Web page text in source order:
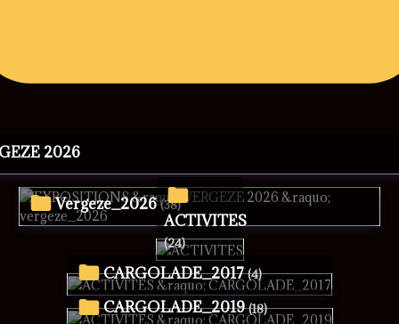
2026
vergeze_2026 (38)
ACTIVITES
(24)
CARGOLADE_2017 (4)
CARGOLADE_2019 (18)